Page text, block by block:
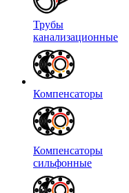
Трубы
канализационные
Компенсаторы
Компенсаторы
сильфонные